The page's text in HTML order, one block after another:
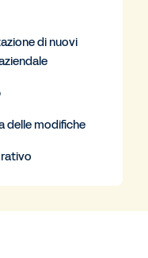
di nuovi
delle modifiche